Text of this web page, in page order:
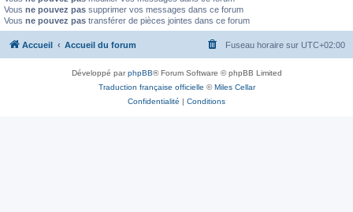
Vous ne pouvez pas supprimer vos messages dans ce forum
Vous ne pouvez pas transférer de pièces jointes dans ce forum
Accueil Accueil du forum Fuseau horaire sur UTC+02:00
Développé parphpBB® Forum Software © phpBB Limited
Traduction française officielle ©Miles Cellar
Confidentialité | Conditions